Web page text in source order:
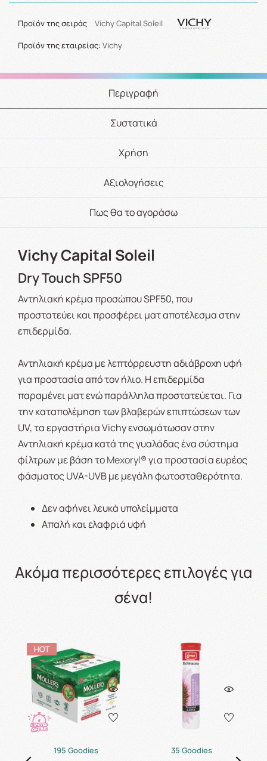
Προϊόν της σειράς Vichy Capital Soleil
Προϊόν της εταιρείας: Vichy
Περιγραφή
Συστατικά
Χρήση
Αξιολογήσεις
Πως θα το αγοράσω
Vichy Capital Soleil
Dry Touch SPF50
Αντηλιακή κρέμα προσώπου SPF50, που
προστατεύει και προσφέρει ματ αποτέλεσμα στην
επιδερμίδα.
Αντηλιακή κρέμα με λεπτόρρευστη αδιάβροχη υφή
για προστασία από τον ήλιο. Η επιδερμίδα
παραμένει ματ ενώ παράλληλα προστατεύεται. Για
την καταπολέμηση των βλαβερών επιπτώσεων των
UV, τα εργαστήρια Vichy ενσωμάτωσαν στην
Αντηλιακή κρέμα κατά της γυαλάδας ένα σύστημα
φίλτρων με βάση τοMexoryl® για προστασία ευρέος
φάσματος UVA-UVB με μεγάλη φωτοσταθερότητα.
Δεν αφήνει λευκά υπολείμματα
Απαλή και ελαφριά υφή
Ακόμα περισσότερες επιλογές για
σένα!
195 Goodies 35 Goodies